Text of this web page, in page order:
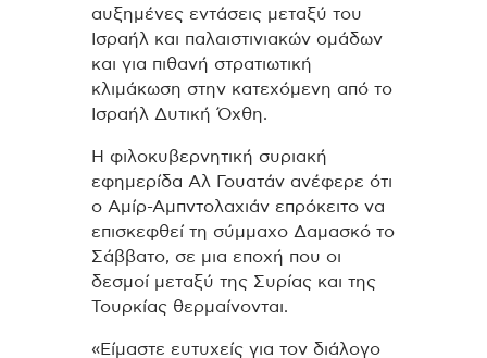
αυξημένες εντάσεις μεταξύ του
Ισραήλ και παλαιστινιακών ομάδων
και για πιθανή στρατιωτική
κλιμάκωση στην κατεχόμενη από το
Ισραήλ Δυτική Όχθη.
Η φιλοκυβερνητική συριακή
εφημερίδα Αλ Γουατάν ανέφερε ότι
ο Αμίρ-Αμπντολαχιάν επρόκειτο να
επισκεφθεί τη σύμμαχο Δαμασκό το
Σάββατο, σε μια εποχή που οι
δεσμοί μεταξύ της Συρίας και της
Τουρκίας θερμαίνονται.
«Είμαστε ευτυχείς για τον διάλογο